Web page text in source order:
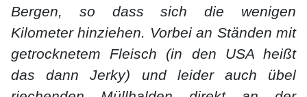
Bergen, so dass sich die wenigen
Kilometer hinziehen. Vorbei an Ständen mit
getrocknetem Fleisch (in den USA heißt
das dann Jerky) und leider auch übel